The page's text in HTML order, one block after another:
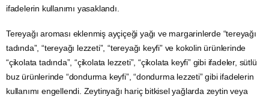
ifadelerin kullanımı yasaklandı.
Tereyağı aroması eklenmiş ayçiçeği yağı ve margarinlerde “tereyağı
tadında”, “tereyağı lezzeti”, “tereyağı keyfi” ve kokolin ürünlerinde
“çikolata tadında”, “çikolata lezzeti”, “çikolata keyfi” gibi ifadeler, sütlü
buz ürünlerinde “dondurma keyfi”, “dondurma lezzeti” gibi ifadelerin
kullanımı engellendi. Zeytinyağı hariç bitkisel yağlarda zeytin veya